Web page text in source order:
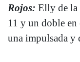
Rojos: Elly de la
11 y un doble
una impulsada y